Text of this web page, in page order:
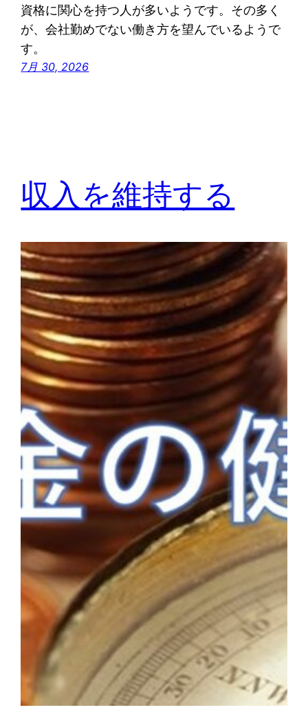
資格に関心を持つ人が多いようです。その多く
が、会社勤めでない働き方を望んでいるようで
す。
7月 30, 2026
収入を維持する